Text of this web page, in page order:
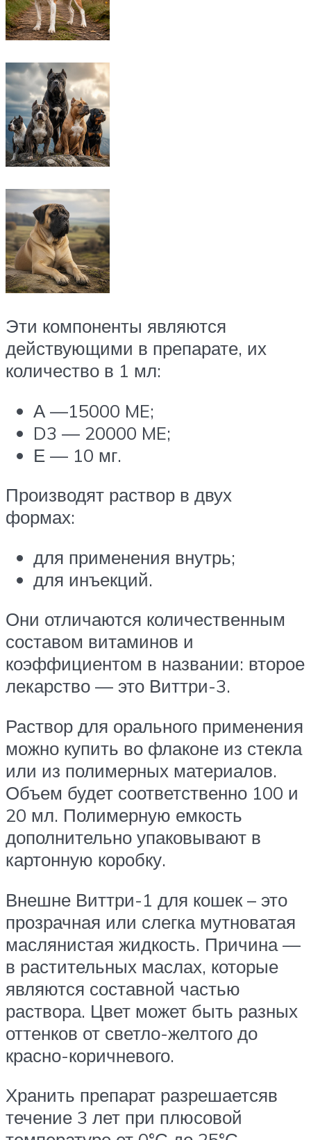
Эти компоненты являются
действующими в препарате, их
количество в 1 мл:
А —15000 ME;
D3 — 20000 ME;
Е — 10 мг.
Производят раствор в двух
формах:
для применения внутрь;
для инъекций.
Они отличаются количественным
составом витаминов и
коэффициентом в названии: второе
лекарство — это Виттри-3.
Раствор для орального применения
можно купить во флаконе из стекла
или из полимерных материалов.
Объем будет соответственно 100 и
20 мл. Полимерную емкость
дополнительно упаковывают в
картонную коробку.
Внешне Виттри-1 для кошек – это
прозрачная или слегка мутноватая
маслянистая жидкость. Причина —
в растительных маслах, которые
являются составной частью
раствора. Цвет может быть разных
оттенков от светло-желтого до
красно-коричневого.
Хранить препарат разрешаетсяв
течение 3 лет при плюсовой